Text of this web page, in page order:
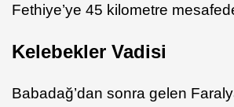
Fethiye’ye 45 kilometre
Kelebekler Vadisi
Babadağ’dan sonra gelen